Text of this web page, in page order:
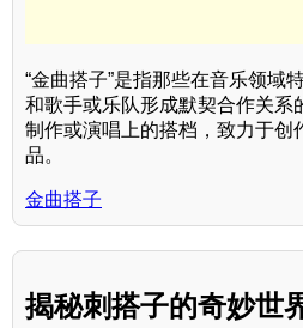
“金曲搭子”是指那些在音乐领域
和歌手或乐队形成默契合作关系
制作或演唱上的搭档，致力于创
品。
金曲搭子
揭秘刺搭子的奇妙世